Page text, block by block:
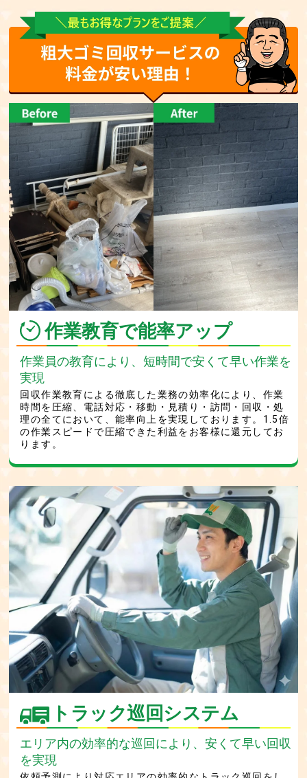
作業教育で能率アップ
作業員の教育により、短時間で安くて早い作業を
実現
回収作業教育による徹底した業務の効率化により、作業
時間を圧縮、電話対応・移動・見積り・訪問・回収・処
理の全てにおいて、能率向上を実現しております。1.5倍
の作業スピードで圧縮できた利益をお客様に還元してお
ります。
トラック巡回システム
エリア内の効率的な巡回により、安くて早い回収
を実現